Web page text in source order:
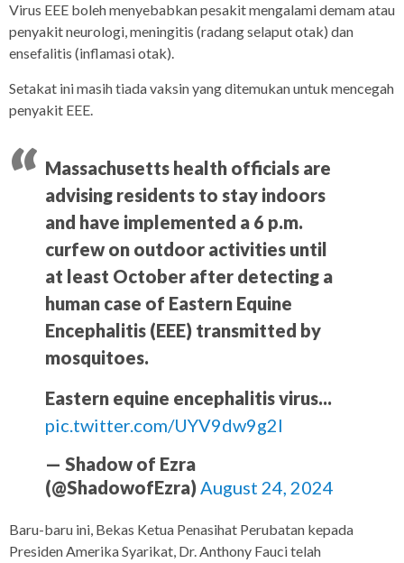
Virus EEE boleh menyebabkan pesakit mengalami demam atau
penyakit neurologi, meningitis (radang selaput otak) dan
ensefalitis (inflamasi otak).
Setakat ini masih tiada vaksin yang ditemukan untuk mencegah
penyakit EEE.
Massachusetts health officials are
advising residents to stay indoors
and have implemented a 6 p.m.
curfew on outdoor activities until
at least October after detecting a
human case of Eastern Equine
Encephalitis (EEE) transmitted by
mosquitoes.
Eastern equine encephalitis virus...
pic.twitter.com/UYV9dw9g2I
— Shadow of Ezra
(@ShadowofEzra)August 24, 2024
Baru-baru ini, Bekas Ketua Penasihat Perubatan kepada
Presiden Amerika Syarikat, Dr. Anthony Fauci telah